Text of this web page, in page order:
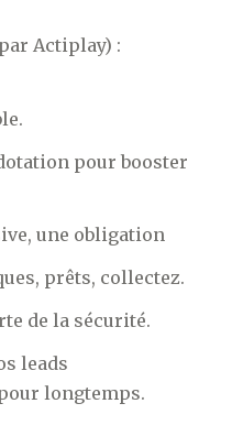
Actiplay) :
pour booster
une obligation
prêts, collectez.
de la sécurité.
leads
longtemps.